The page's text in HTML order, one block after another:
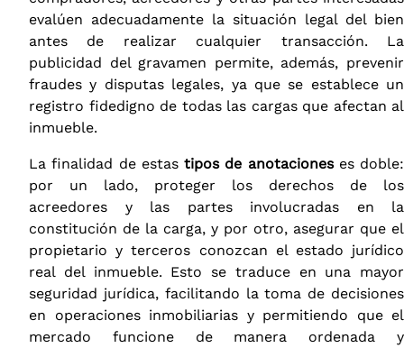
evalúen adecuadamente la situación legal del bien
antes de realizar cualquier transacción. La
publicidad del gravamen permite, además, prevenir
fraudes y disputas legales, ya que se establece un
registro fidedigno de todas las cargas que afectan al
inmueble.
La finalidad de estas tipos de anotacioneses doble:
por un lado, proteger los derechos de los
acreedores y las partes involucradas en la
constitución de la carga, y por otro, asegurar que el
propietario y terceros conozcan el estado jurídico
real del inmueble. Esto se traduce en una mayor
seguridad jurídica, facilitando la toma de decisiones
en operaciones inmobiliarias y permitiendo que el
mercado funcione de manera ordenada y